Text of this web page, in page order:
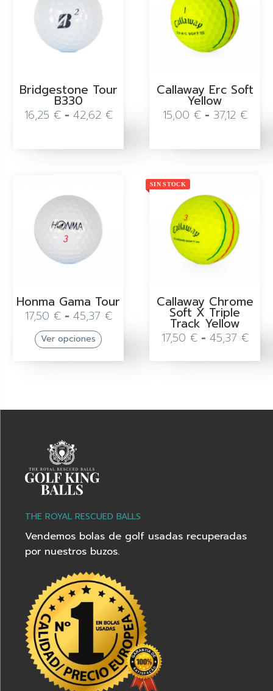
Bridgestone Tour
B330
16,25 € - 42,62 €
Callaway Erc Soft
Yellow
15,00 € - 37,12 €
Honma Gama Tour
17,50 € - 45,37 €
Ver opciones
SIN STOCK
Callaway Chrome
Soft X Triple
Track Yellow
17,50 € - 45,37 €
THE ROYAL RESCUED BALLS
Vendemos bolas de golf usadas recuperadas
por nuestros buzos.